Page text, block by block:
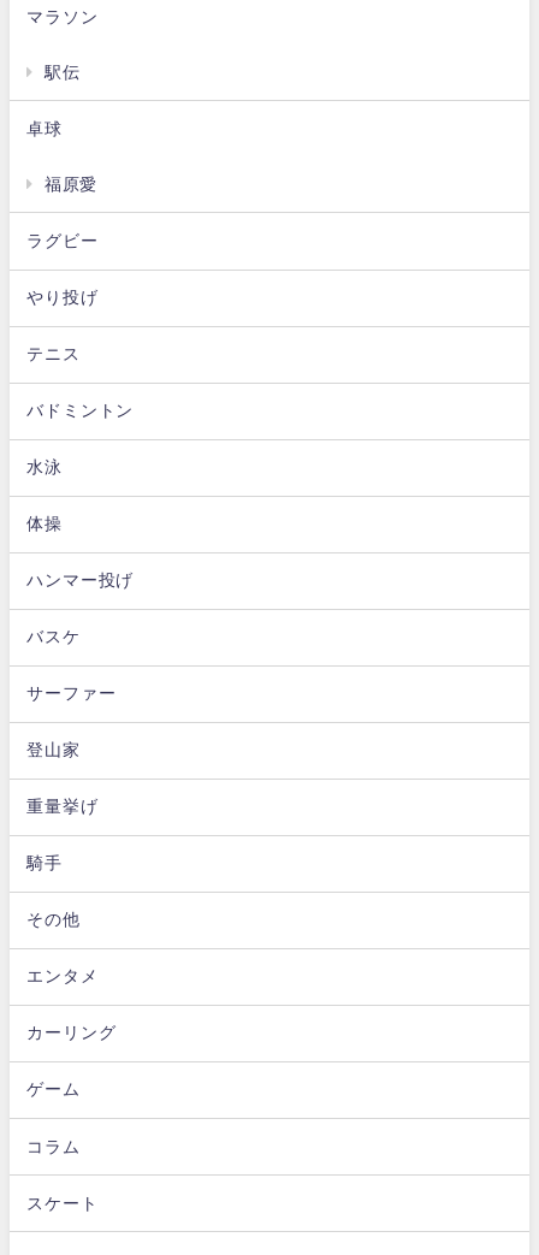
マラソン
駅伝
卓球
福原愛
ラグビー
やり投げ
テニス
バドミントン
水泳
体操
ハンマー投げ
バスケ
サーファー
登山家
重量挙げ
騎手
その他
エンタメ
カーリング
ゲーム
コラム
スケート